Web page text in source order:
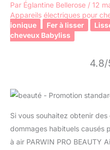
Par Églantine Bellerose / 12
Appareils électriques pour
ionique
Fer à lisser
cheveux Babyliss
4.8/
Si vous souhaitez obtenir
dommages habituels causés
à air PARWIN PRO BEAUTY